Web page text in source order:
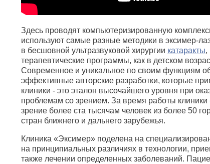
Здесь проводят компьютеризированную
используют самые разные методики в эксимер-
в бесшовной ультразвуковой хирургии катаракты,
терапевтические программы, как в детском
Современное и уникальное по своим функциям
эффективные авторские разработки, которые
клиники - это эталон высочайшего уровня при
проблемам со зрением. За время работы
зрение более ста тысячам человек из более 50
стран ближнего и дальнего зарубежья.
Клиника «Эксимер» поделена на
на принципиальных различиях в технологии,
также лечении определенных заболеваний.